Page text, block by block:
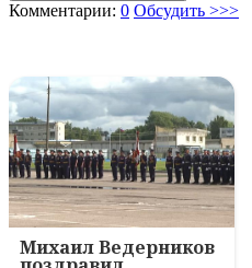
Комментарии: 0 Обсудить >>>
Михаил Ведерников